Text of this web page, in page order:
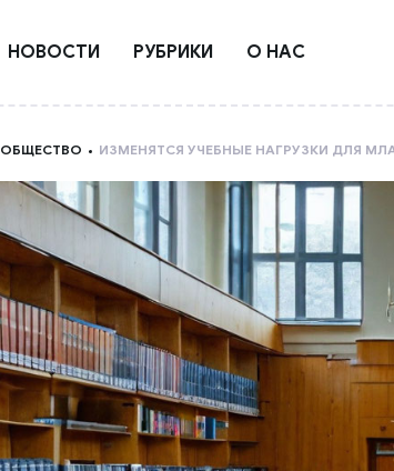
НОВОСТИ РУБРИКИ О НАС
ОБЩЕСТВО ИЗМЕНЯТСЯ УЧЕБНЫЕ НАГРУЗКИ ДЛЯ